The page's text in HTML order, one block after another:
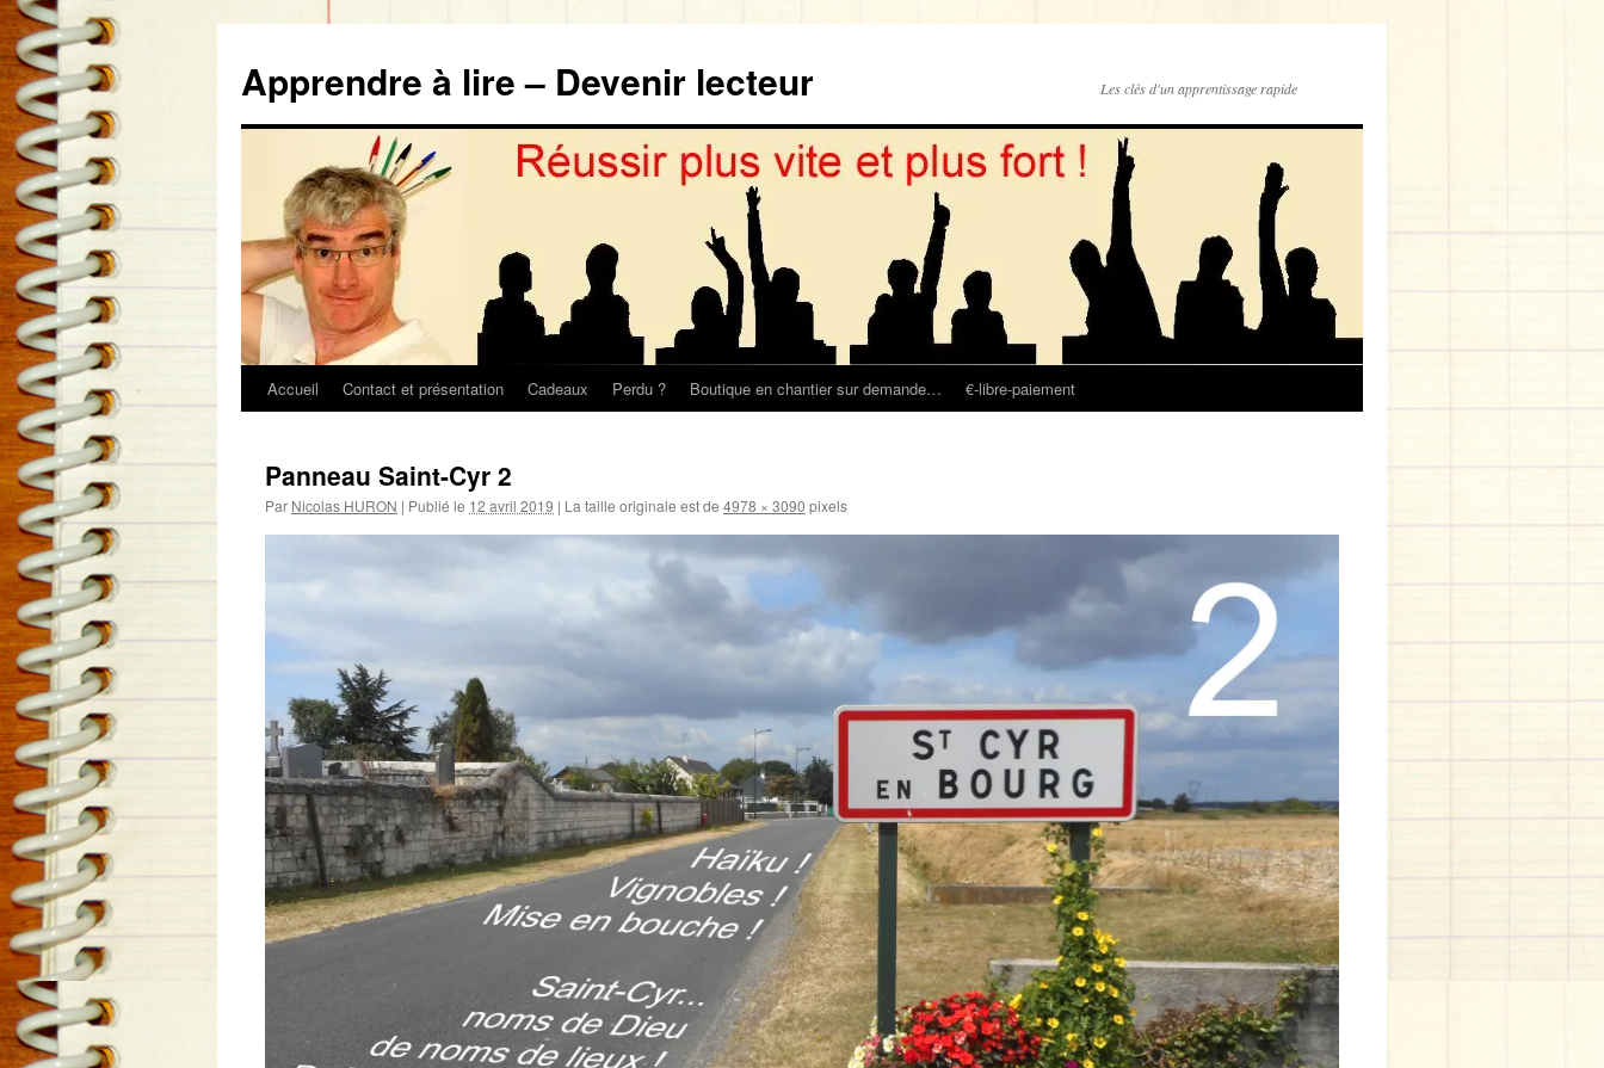
contenu
Apprendre à lire – Devenir lecteur Les clés d'un apprentissage rapide
Accueil Contact et présentation Cadeaux Perdu ? Boutique en chantier sur demande… €-libre-paiement
Panneau Saint-Cyr 2
Par Nicolas HURON | Publié le 12 avril 2019 | La taille originale est de 4978 × 3090 pixels